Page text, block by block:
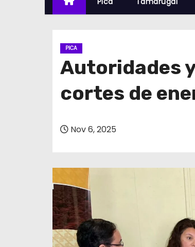
PICA
Autoridades
cortes de
Nov 6, 2025